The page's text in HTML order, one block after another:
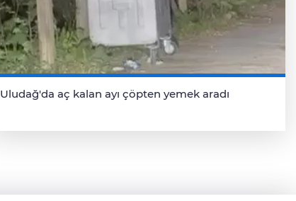
Uludağ'da aç kalan ayı çöpten yemek aradı